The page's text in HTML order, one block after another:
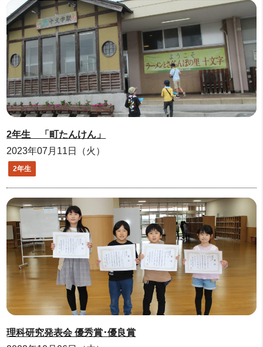
2年生 「町たんけん」
2023年07月11日（火）
2年生
理科研究発表会 優秀賞･優良賞